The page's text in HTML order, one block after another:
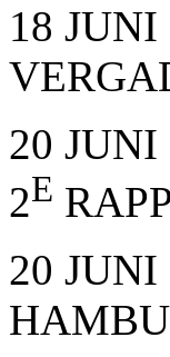
18 JUNI
20 JUNI
2E
20 JUNI